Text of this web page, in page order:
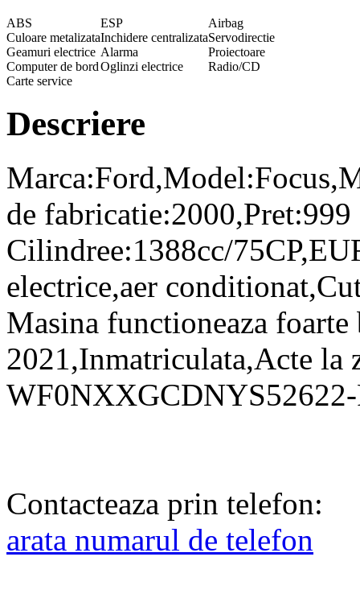
ABS ESP
Airbag
Culoare metalizataInchidere centralizataServodirectie
Geamuri electrice Alarma
Proiectoare
Computer de bordOglinzi electrice
Radio/CD
Carte service
Descriere
de
Cilindree:1388cc/
electrice,aer
Masina functioneaza
2021,Inmatriculata,Acte la
Contacteaza prin telefon:
arata numarul de telefon